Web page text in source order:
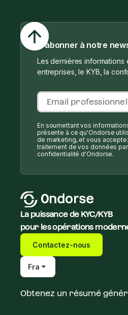
S'abonner à notre
Les dernières
entreprises, le KYB, la
En soumettant vos
présente à ce qu'Ondorse
de marketing, et vous
traitement de vos données
confidentialité d'Ondorse.
La puissance de KYC/KYB
pour les opérations
Contactez-nous
Fra
Obtenez un résumé